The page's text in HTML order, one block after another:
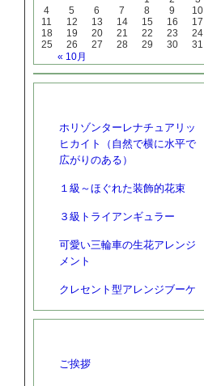
« 10月
4
5 6 7 8 9
10
11
12 13 14 15 16
17
18
19 20 21 22 23
24
25
26 27 28 29 30 31
ホリゾンターレナチュアリッ
ヒカイト（自然で横に水平で
広がりのある）
１級～ほぐれた装飾的花束
３級トライアンギュラー
可愛い三輪車の生花アレンジ
メント
クレセント型アレンジブーケ
ご挨拶